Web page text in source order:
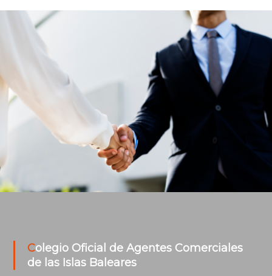
Colegio Oficial de Agentes Comerciales
de las Islas Baleares